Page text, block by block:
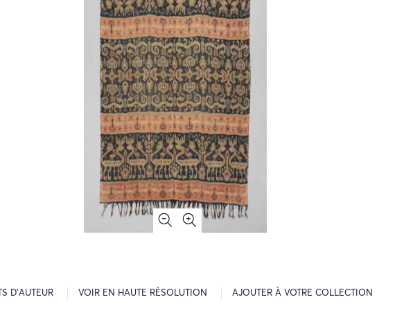
D’AUTEUR VOIR EN HAUTE RÉSOLUTION AJOUTER À VOTRE COLLECTION